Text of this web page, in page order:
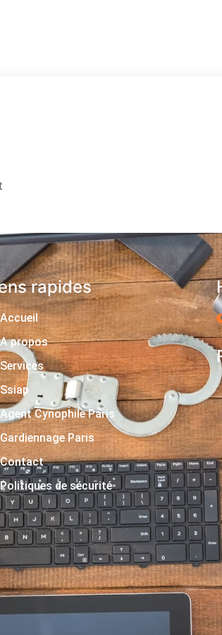
rapides
Accueil
A propos
Services
Ssiap
Agent Cynophile Paris
Gardiennage Paris
Contact
Politiques de sécurité